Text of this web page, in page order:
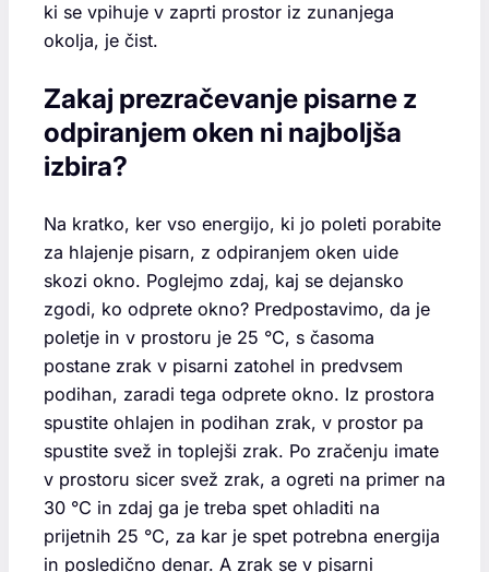
ki se vpihuje v zaprti prostor iz zunanjega
okolja, je čist.
Zakaj prezračevanje pisarne z
odpiranjem oken ni najboljša
izbira?
Na kratko, ker vso energijo, ki jo poleti porabite
za hlajenje pisarn, z odpiranjem oken uide
skozi okno. Poglejmo zdaj, kaj se dejansko
zgodi, ko odprete okno? Predpostavimo, da je
poletje in v prostoru je 25 °C, s časoma
postane zrak v pisarni zatohel in predvsem
podihan, zaradi tega odprete okno. Iz prostora
spustite ohlajen in podihan zrak, v prostor pa
spustite svež in toplejši zrak. Po zračenju imate
v prostoru sicer svež zrak, a ogreti na primer na
30 °C in zdaj ga je treba spet ohladiti na
prijetnih 25 °C, za kar je spet potrebna energija
in posledično denar. A zrak se v pisarni